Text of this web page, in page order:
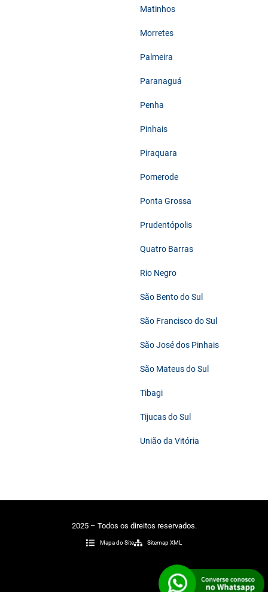
Matinhos
Morretes
Palmeira
Paranaguá
Penha
Pinhais
Piraquara
Pomerode
Ponta Grossa
Prudentópolis
Quatro Barras
Rio Negro
São Bento do Sul
São Francisco do Sul
São José dos Pinhais
São Mateus do Sul
Tibagi
Tijucas do Sul
União da Vitória
2025 – Todos os direitos reservados.
Mapa do Site Sitemap XML